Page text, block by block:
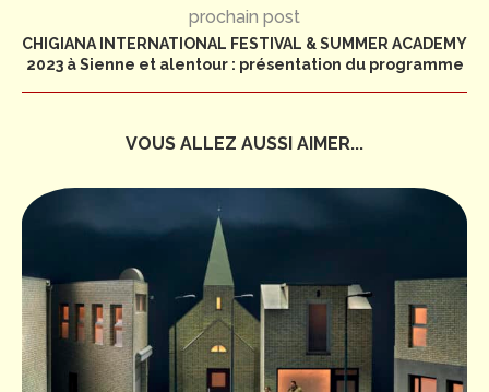
prochain post
CHIGIANA INTERNATIONAL FESTIVAL & SUMMER ACADEMY
2023 à Sienne et alentour : présentation du programme
VOUS ALLEZ AUSSI AIMER...